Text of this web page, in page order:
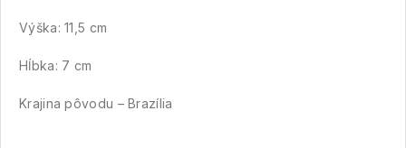
Výška: 11,5 cm
Hĺbka: 7 cm
Krajina pôvodu – Brazília